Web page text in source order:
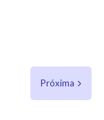
Próxima